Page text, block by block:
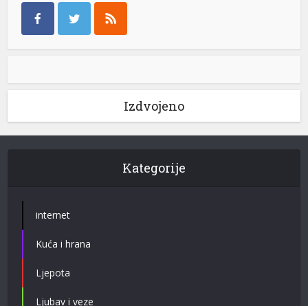
Izdvojeno
Kategorije
internet
Kuća i hrana
Ljepota
Ljubav i veze